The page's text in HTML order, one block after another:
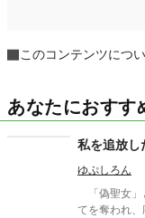
このコンテンツにつ
あなたにおすす
私を追放し
ゆぷしろん
「偽聖女」
てを奪われ